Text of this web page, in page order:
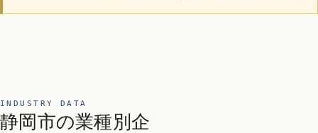
INDUSTRY DATA
静岡市の業種別企